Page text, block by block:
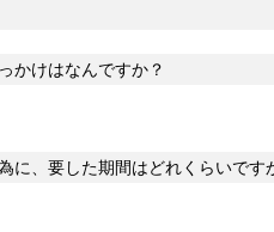
かけはなんですか？
に、要した期間はどれくらいで